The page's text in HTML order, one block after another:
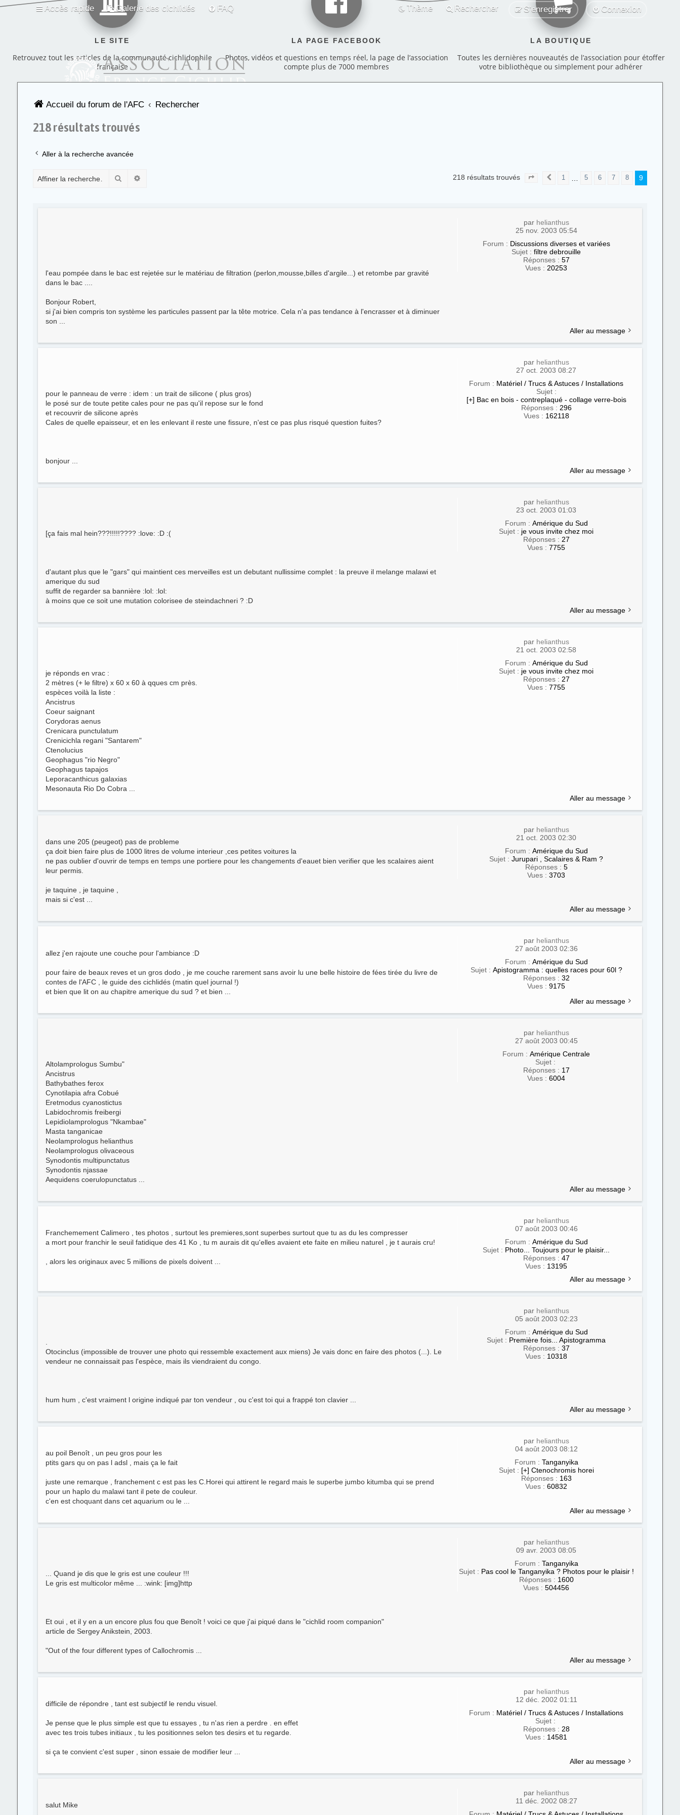
Accès rapide Galerie des cichlidés FAQ Connexion
S’enregistrer
Rechercher
Thème
LE SITE
Retrouvez tout les articles de la communauté cichlidophile
française
LA PAGE FACEBOOK
Photos, vidéos et questions en temps réel, la page de l’association
compte plus de 7000 membres
LA BOUTIQUE
Toutes les dernières nouveautés de l’association pour étoffer
votre bibliothèque ou simplement pour adhérer
Accueil du forum de l'AFC Rechercher
218 résultats trouvés
Aller à la recherche avancée
Rechercher 218 résultats trouvés Page sur 9
Précédente
1 5 6 7 8 9
par helianthus
25 nov. 2003 05:54
Forum : Discussions diverses et variées
Sujet :filtre debrouille
Réponses : 57
Vues : 20253
l'eau pompée dans le bac est rejetée sur le matériau de filtration (perlon,mousse,billes d'argile...) et retombe par gravité
dans le bac ....
Bonjour Robert,
si j'ai bien compris ton système les particules passent par la tête motrice. Cela n'a pas tendance à l'encrasser et à diminuer
son ...
Aller au message
par helianthus
27 oct. 2003 08:27
Forum : Matériel / Trucs & Astuces / Installations
Sujet :
[+] Bac en bois - contreplaqué - collage verre-bois
Réponses : 296
Vues : 162118
pour le panneau de verre : idem : un trait de silicone ( plus gros)
le posé sur de toute petite cales pour ne pas qu'il repose sur le fond
et recouvrir de silicone après
Cales de quelle epaisseur, et en les enlevant il reste une fissure, n'est ce pas plus risqué question fuites?
bonjour ...
Aller au message
par helianthus
23 oct. 2003 01:03
Forum : Amérique du Sud
Sujet : je vous invite chez moi
Réponses : 27
Vues :7755
[ça fais mal hein???!!!!!???? :love: :D :(
d'autant plus que le "gars" qui maintient ces merveilles est un debutant nullissime complet : la preuve il melange malawi et
amerique du sud
suffit de regarder sa bannière :lol: :lol:
à moins que ce soit une mutation colorisee de steindachneri ? :D
Aller au message
par helianthus
21 oct. 2003 02:58
Forum : Amérique du Sud
Sujet : je vous invite chez moi
Réponses : 27
Vues :7755
je réponds en vrac :
2 mètres (+ le filtre) x 60 x 60 à qques cm près.
espèces voilà la liste :
Ancistrus
Coeur saignant
Corydoras aenus
Crenicara punctulatum
Crenicichla regani "Santarem"
Ctenolucius
Geophagus "rio Negro"
Geophagus tapajos
Leporacanthicus galaxias
Mesonauta Rio Do Cobra ...
Aller au message
par helianthus
21 oct. 2003 02:30
Forum : Amérique du Sud
Sujet :Jurupari , Scalaires & Ram ?
Réponses : 5
Vues :3703
dans une 205 (peugeot) pas de probleme
ça doit bien faire plus de 1000 litres de volume interieur ,ces petites voitures la
ne pas oublier d'ouvrir de temps en temps une portiere pour les changements d'eauet bien verifier que les scalaires aient
leur permis.
je taquine , je taquine ,
mais si c'est ...
Aller au message
par helianthus
27 août 2003 02:36
Forum : Amérique du Sud
Sujet : Apistogramma : quelles races pour 60l ?
Réponses : 32
Vues :9175
allez j'en rajoute une couche pour l'ambiance :D
pour faire de beaux reves et un gros dodo , je me couche rarement sans avoir lu une belle histoire de fées tirée du livre de
contes de l'AFC , le guide des cichlidés (matin quel journal !)
et bien que lit on au chapitre amerique du sud ? et bien ...
Aller au message
par helianthus
27 août 2003 00:45
Forum :Amérique Centrale
Sujet :
Réponses : 17
Vues :6004
Altolamprologus Sumbu"
Ancistrus
Bathybathes ferox
Cynotilapia afra Cobué
Eretmodus cyanostictus
Labidochromis freibergi
Lepidiolamprologus "Nkambae"
Masta tanganicae
Neolamprologus helianthus
Neolamprologus olivaceous
Synodontis multipunctatus
Synodontis njassae
Aequidens coerulopunctatus ...
Aller au message
par helianthus
07 août 2003 00:46
Forum : Amérique du Sud
Sujet : Photo... Toujours pour le plaisir...
Réponses : 47
Vues : 13195
Franchemement Calimero , tes photos , surtout les premieres,sont superbes surtout que tu as du les compresser
a mort pour franchir le seuil fatidique des 41 Ko , tu m aurais dit qu'elles avaient ete faite en milieu naturel , je t aurais cru!
, alors les originaux avec 5 millions de pixels doivent ...
Aller au message
par helianthus
05 août 2003 02:23
Forum : Amérique du Sud
Sujet : Première fois... Apistogramma
Réponses : 37
Vues : 10318
Otocinclus (impossible de trouver une photo qui ressemble exactement aux miens) Je vais donc en faire des photos (...). Le
vendeur ne connaissait pas l'espèce, mais ils viendraient du congo.
hum hum , c'est vraiment l origine indiqué par ton vendeur , ou c'est toi qui a frappé ton clavier ...
Aller au message
par helianthus
04 août 2003 08:12
Forum : Tanganyika
Sujet : [+] Ctenochromis horei
Réponses : 163
Vues :60832
au poil Benoît , un peu gros pour les
ptits gars qu on pas l adsl , mais ça le fait
juste une remarque , franchement c est pas les C.Horei qui attirent le regard mais le superbe jumbo kitumba qui se prend
pour un haplo du malawi tant il pete de couleur.
c'en est choquant dans cet aquarium ou le ...
Aller au message
par helianthus
09 avr. 2003 08:05
Forum : Tanganyika
Sujet : Pas cool le Tanganyika ? Photos pour le plaisir !
Réponses : 1600
Vues :504456
... Quand je dis que le gris est une couleur !!!
Le gris est multicolor même ... :wink: [img]http
Et oui , et il y en a un encore plus fou que Benoît ! voici ce que j'ai piqué dans le "cichlid room companion"
article de Sergey Anikstein, 2003.
"Out of the four different types of Callochromis ...
Aller au message
par helianthus
12 déc. 2002 01:11
Forum : Matériel / Trucs & Astuces / Installations
Sujet :
Réponses : 28
Vues : 14581
difficile de répondre , tant est subjectif le rendu visuel.
Je pense que le plus simple est que tu essayes , tu n'as rien a perdre . en effet
avec tes trois tubes initiaux , tu les positionnes selon tes desirs et tu regarde.
si ça te convient c'est super , sinon essaie de modifier leur ...
Aller au message
par helianthus
11 déc. 2002 08:27
salut Mike